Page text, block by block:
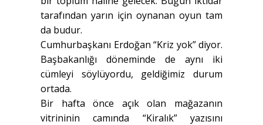
tarafından yarın için oynanan oyun tam
da budur.
Cumhurbaşkanı Erdoğan “Kriz yok” diyor.
Başbakanlığı döneminde de aynı iki
cümleyi söylüyordu, geldiğimiz durum
ortada.
Bir hafta önce açık olan mağazanın
vitrininin camında “Kiralık” yazısını